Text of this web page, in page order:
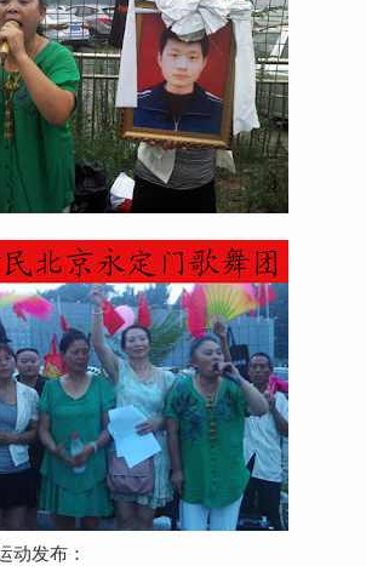
动发布：